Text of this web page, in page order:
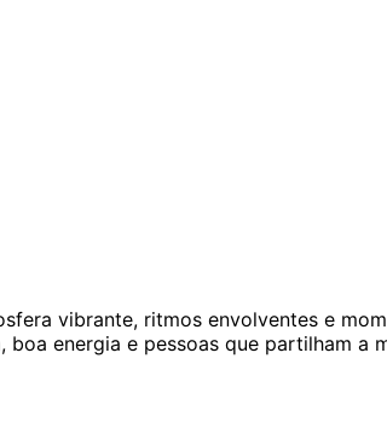
vibrante, ritmos envolventes e
energia e pessoas que partilham a